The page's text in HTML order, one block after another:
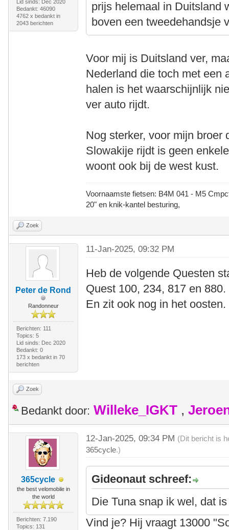
Lid sinds: Dec 2020
Bedankt: 46090
4762 x bedankt in
2043 berichten
prijs helemaal in Duitsland
boven een tweedehandsje
Voor mij is Duitsland ver,
Nederland die toch met een
halen is het waarschijnlijk
ver auto rijdt.
Nog sterker, voor mijn broer
Slowakije rijdt is geen
woont ook bij de west kust.
Voornaamste fietsen: B4M 041 - M5
20" en knik-kantel besturing,
Zoek
Peter de Rond
Randonneur
Berichten: 111
Topics: 5
Lid sinds: Dec 2020
Bedankt: 0
173 x bedankt in 70
berichten
11-Jan-2025, 09:32 PM
Heb de volgende Questen
Quest 100, 234, 817 en 880.
En zit ook nog in het oosten.
Zoek
Bedankt door: Willeke_IGKT ,
365cycle
the best velomobile in
the world
Berichten: 7.190
Topics: 131
12-Jan-2025, 09:34 PM (Dit bericht is
365cycle.)
Gideonaut schreef:
Die Tuna snap ik wel, dat
Vind je? Hij vraagt 13000